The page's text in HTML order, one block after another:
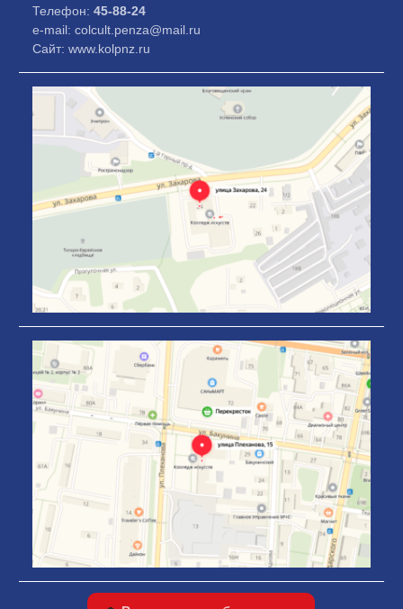
Телефон:45-88-24
e-mail: colcult.penza@mail.ru
Сайт: www.kolpnz.ru